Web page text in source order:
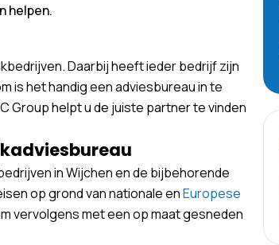
helpen.
Daarbij heeft ieder bedrijf zijn
is het handig een adviesbureau in te
Group helpt u de juiste partner te vinden
in Wijchen en de bijbehorende
op grond van nationale enEuropese
vervolgens met een op maat gesneden